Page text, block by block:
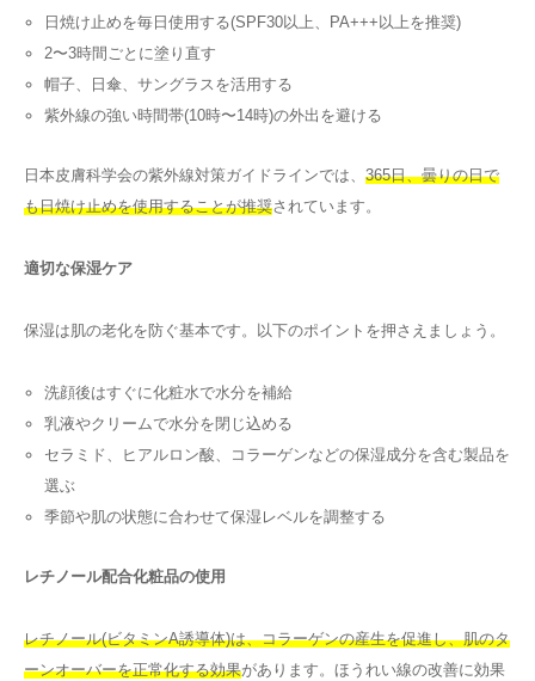
日焼け止めを毎日使用する(SPF30以上、PA+++以上を推奨)
2〜3時間ごとに塗り直す
帽子、日傘、サングラスを活用する
紫外線の強い時間帯(10時〜14時)の外出を避ける
日本皮膚科学会の紫外線対策ガイドラインでは、 365日、曇りの日で
も日焼け止めを使用することが推奨されています。
適切な保湿ケア
保湿は肌の老化を防ぐ基本です。以下のポイントを押さえましょう。
洗顔後はすぐに化粧水で水分を補給
乳液やクリームで水分を閉じ込める
セラミド、ヒアルロン酸、コラーゲンなどの保湿成分を含む製品を
選ぶ
季節や肌の状態に合わせて保湿レベルを調整する
レチノール配合化粧品の使用
レチノール(ビタミンA誘導体)は、コラーゲンの産生を促進し、肌のタ
ーンオーバーを正常化する効果があります。ほうれい線の改善に効果